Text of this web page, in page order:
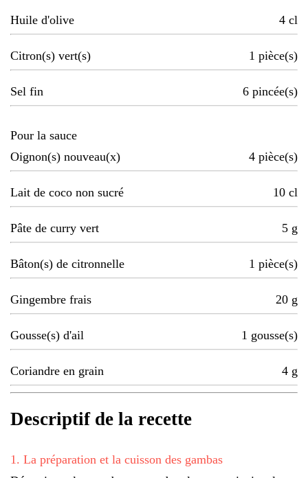
Huile d'olive 4 cl
Citron(s) vert(s) 1 pièce(s)
Sel fin 6 pincée(s)
Pour la sauce
Oignon(s) nouveau(x)
4 pièce(s)
Lait de coco non sucré 10 cl
Pâte de curry vert 5 g
Bâton(s) de citronnelle 1 pièce(s)
Gingembre frais 20 g
Gousse(s) d'ail 1 gousse(s)
Coriandre en grain 4 g
Descriptif de la recette
1 . La préparation et la cuisson des gambas